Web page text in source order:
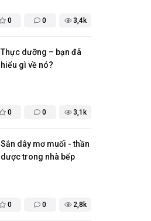
0 0 3,4k
0 0 3,1k
Thực dưỡng – bạn đã
hiểu gì về nó?
0 0 2,8k
Sắn dây mơ muối - thần
dược trong nhà bếp